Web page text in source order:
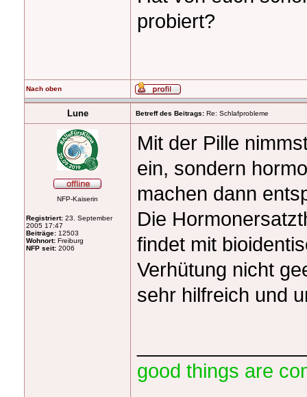
probiert?
Nach oben
Lune Betreff des Beitrags: Re: Schlafprobleme
NFP-Kaiserin
Registriert: 23. September
2005 17:47
Beiträge: 12503
Wohnort: Freiburg
NFP seit: 2006
Mit der Pille
ein, sondern
machen dann
Die
findet mit
Verhütung nicht
sehr hilfreich und
good things are